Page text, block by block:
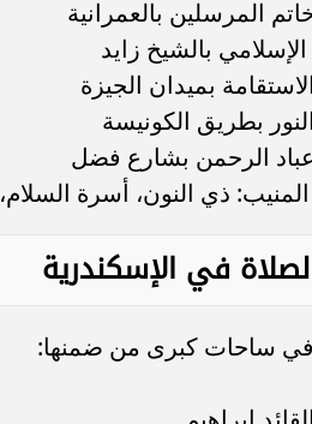
المرسلين بالعمرانية
بالشيخ زايد
بميدان الجيزة
بطريق الكونيسة
الرحمن بشارع فضل
ذي النون، أسرة السلام،
في الإسكندرية
في ساحات كبرى من ضمنها: